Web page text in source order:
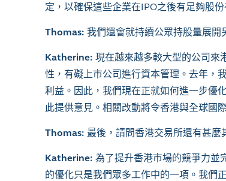
定，以確保這些企業在IPO之後有足夠股
Thomas: 我們還會就持續公眾持股量展開
Katherine: 現在越來越多較大型的公司來
性，有礙上市公司進行資本管理。去年，
利益。因此，我們現在正就如何進一步優
此提供意見。相關改動將令香港與全球國
Thomas: 最後，請問香港交易所還有甚麼
Katherine: 為了提升香港市場的競爭力並
的優化只是我們眾多工作中的一項。我們